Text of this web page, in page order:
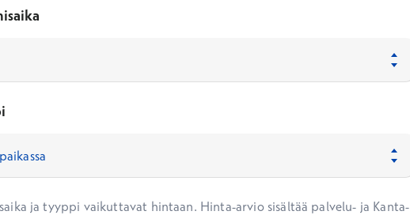
ja tyyppi vaikuttavat hintaan. Hinta-arvio sisältää palvelu- ja Kanta-